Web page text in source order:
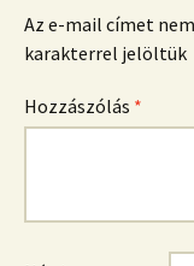
Az e-mail címet
karakterrel jelöltük
Hozzászólás *